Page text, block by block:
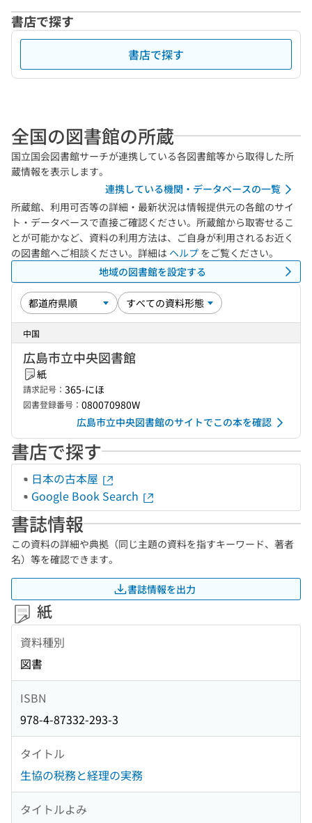
書店で探す
書店で探す
全国の図書館の所蔵
国立国会図書館サーチが連携している各図書館等から取得した所
蔵情報を表示します。
連携している機関・データベースの一覧
所蔵館、利用可否等の詳細・最新状況は情報提供元の各館のサイ
ト・データベースで直接ご確認ください。所蔵館から取寄せるこ
とが可能かなど、資料の利用方法は、ご自身が利用されるお近く
の図書館へご相談ください。詳細は ヘルプ をご覧ください。
地域の図書館を設定する
中国
広島市立中央図書館
紙
請求記号： 365-にほ
図書登録番号： 080070980W
広島市立中央図書館のサイトでこの本を確認
書店で探す
日本の古本屋
Google Book Search
書誌情報
この資料の詳細や典拠（同じ主題の資料を指すキーワード、著者
名）等を確認できます。
書誌情報を出力
紙
資料種別
図書
ISBN
978-4-87332-293-3
タイトル
生協の税務と経理の実務
タイトルよみ